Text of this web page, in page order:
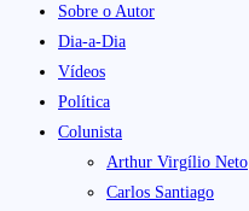
Sobre o Autor
Dia-a-Dia
Vídeos
Política
Colunista
Arthur Virgílio Neto
Carlos Santiago